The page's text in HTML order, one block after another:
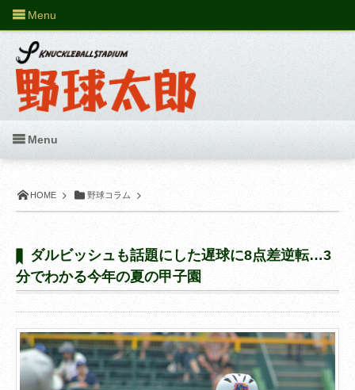
HOME 野球コラム
ダルビッシュも話題にした遅球に8点差逆転…3
分でわかる今年の夏の甲子園
Menu
Menu